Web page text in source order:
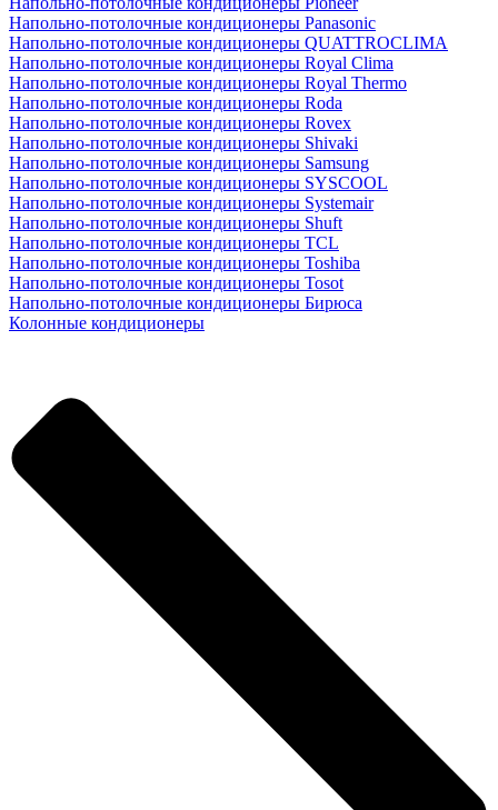
Напольно-потолочные кондиционеры Panasonic
Напольно-потолочные кондиционеры QUATTROCLIMA
Напольно-потолочные кондиционеры Royal Clima
Напольно-потолочные кондиционеры Royal Thermo
Напольно-потолочные кондиционеры Roda
Напольно-потолочные кондиционеры Rovex
Напольно-потолочные кондиционеры Shivaki
Напольно-потолочные кондиционеры Samsung
Напольно-потолочные кондиционеры SYSCOOL
Напольно-потолочные кондиционеры Systemair
Напольно-потолочные кондиционеры Shuft
Напольно-потолочные кондиционеры TCL
Напольно-потолочные кондиционеры Toshiba
Напольно-потолочные кондиционеры Tosot
Напольно-потолочные кондиционеры Бирюса
Колонные кондиционеры